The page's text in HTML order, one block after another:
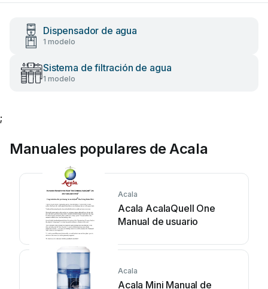
Dispensador de agua
1 modelo
Sistema de filtración de agua
1 modelo
;
Manuales populares de Acala
Acala
Acala AcalaQuell One
Manual de usuario
Acala
Acala Mini Manual de